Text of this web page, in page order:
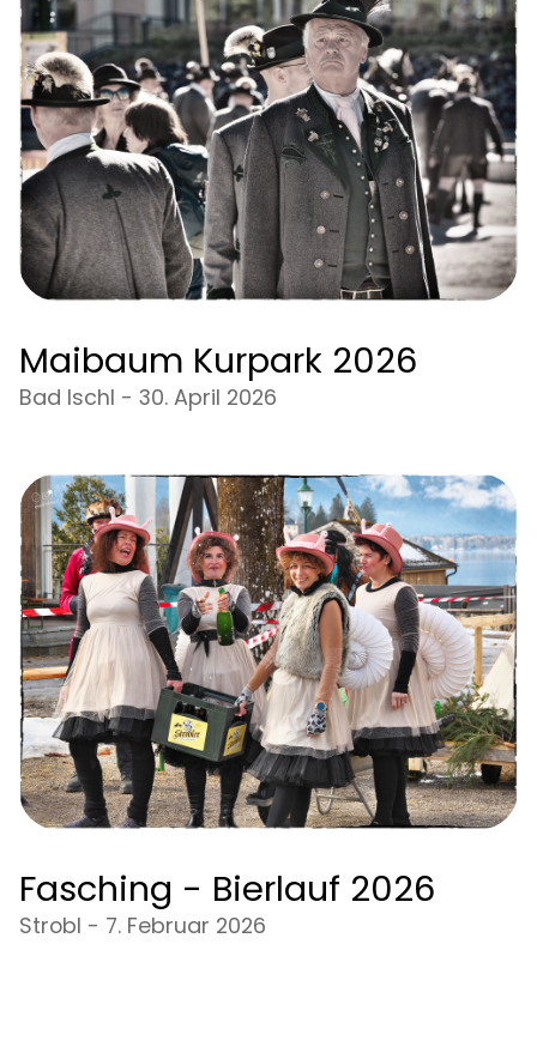
Maibaum Kurpark 2026
Bad Ischl - 30. April 2026
Fasching - Bierlauf 2026
Strobl - 7. Februar 2026